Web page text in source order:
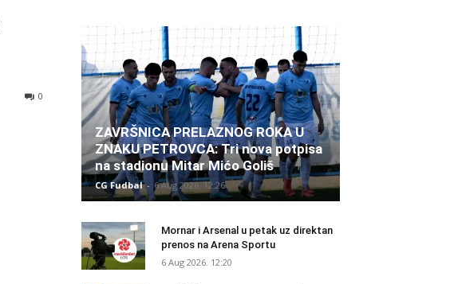
0
ZAVRŠNICA PRELAZNOG ROKA U
ZNAKU PETROVCA: Tri nova potpisa
na stadionu Mitar Mićo Goliš
CG Fudbal - 6 Aug 2026. 12:26
Mornar i Arsenal u petak uz direktan
prenos na Arena Sportu
6 Aug 2026. 12:20